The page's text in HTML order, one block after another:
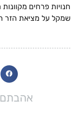
חנויות פרחים
שמקל על מציאת הזר